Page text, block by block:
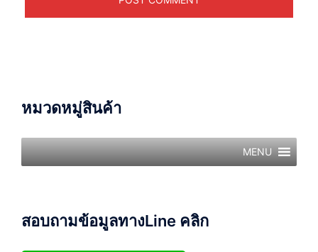
หมวดหมู่สินค้า
MENU
สอบถามข้อมูลทางLine คลิก